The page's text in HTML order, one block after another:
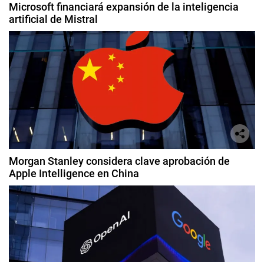
Microsoft financiará expansión de la inteligencia
artificial de Mistral
Morgan Stanley considera clave aprobación de
Apple Intelligence en China